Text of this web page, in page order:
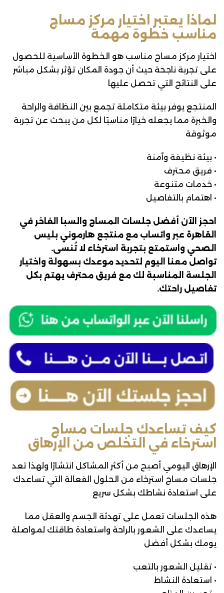
لماذا يعتبر اختيار مركز مساج
مناسب خطوة مهمة
اختيار مركز مساج مناسب هو الخطوة الأساسية للحصول
على تجربة ناجحة حيث أن جودة المكان تؤثر بشكل مباشر
على النتائج التي تحصل عليها
المنتجع يوفر بيئة متكاملة تجمع بين النظافة والراحة
والخبرة مما يجعله خيارًا مناسبًا لكل من يبحث عن تجربة
موثوقة
• بيئة نظيفة وآمنة
• فريق محترف
• خدمات متنوعة
• اهتمام بالتفاصيل
احجز الآن أفضل جلسات المساج والسبا الفاخر في
القاهرة عبر واتساب مع منتجع هارموني بليس
الصحي واستمتع بتجربة استرخاء لا تُنسى.
تواصل معنا اليوم لتحديد موعدك بسهولة واختيار
الجلسة المناسبة لك مع فريق محترف يهتم بكل
تفاصيل راحتك.
كيف تساعدك جلسات مساج
استرخاء في التخلص من الإرهاق
الإرهاق اليومي أصبح من أكثر المشاكل انتشارًا ولهذا تعد
جلسات مساج استرخاء من الحلول الفعالة التي تساعدك
على استعادة نشاطك بشكل سريع
هذه الجلسات تعمل على تهدئة الجسم والعقل مما
يساعدك على الشعور بالراحة واستعادة طاقتك لمواصلة
يومك بشكل أفضل
• تقليل الشعور بالتعب
• استعادة النشاط